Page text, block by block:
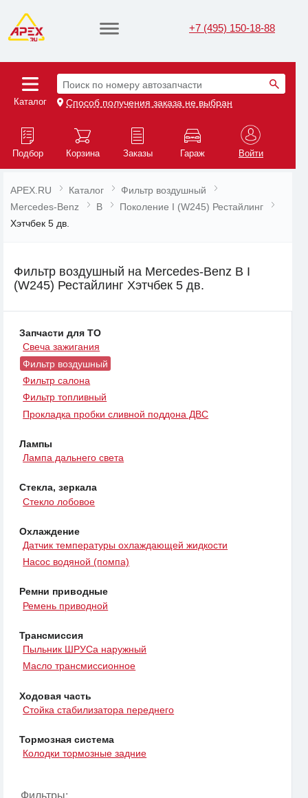
+7 (495) 150-18-88
Каталог
Поиск по номеру автозапчасти
Способ получения заказа не выбран
Подбор Корзина Заказы Гараж Войти
APEX.RU Каталог
Фильтр воздушный
Mercedes-Benz
B
Поколение I (W245) Рестайлинг
Хэтчбек 5 дв.
Фильтр воздушный на Mercedes-Benz B I
(W245) Рестайлинг Хэтчбек 5 дв.
Запчасти для ТО
Свеча зажигания
Фильтр воздушный
Фильтр салона
Фильтр топливный
Прокладка пробки сливной поддона ДВС
Лампы
Лампа дальнего света
Стекла, зеркала
Стекло лобовое
Охлаждение
Датчик температуры охлаждающей жидкости
Насос водяной (помпа)
Ремни приводные
Ремень приводной
Трансмиссия
Пыльник ШРУСа наружный
Масло трансмиссионное
Ходовая часть
Стойка стабилизатора переднего
Тормозная система
Колодки тормозные задние